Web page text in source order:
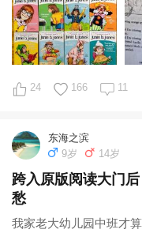
24 166 11
东海之滨
9岁
14岁
跨入原版阅读大门
愁
我家老大幼儿园中班才